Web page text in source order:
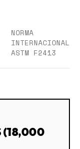
NORMA
INTERNACIONAL
ASTM F2413
(18,000